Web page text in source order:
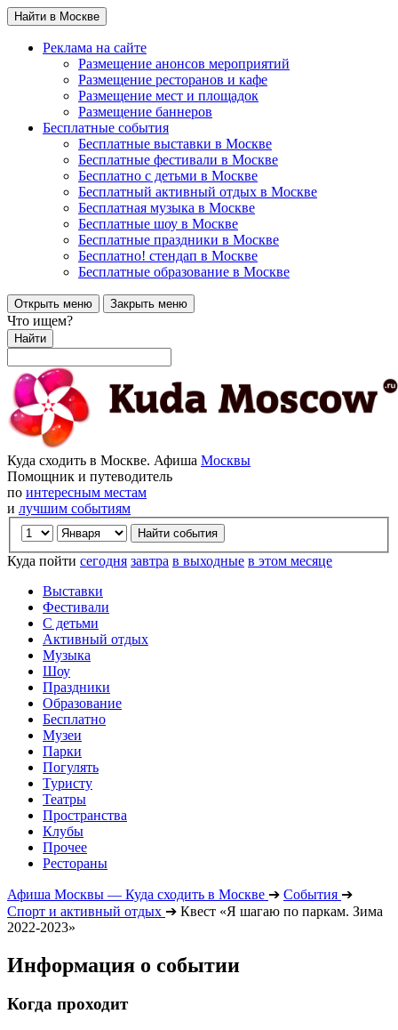
Найти в Москве
Реклама на сайте
Размещение анонсов мероприятий
Размещение ресторанов и кафе
Размещение мест и площадок
Размещение баннеров
Бесплатные события
Бесплатные выставки в Москве
Бесплатные фестивали в Москве
Бесплатно с детьми в Москве
Бесплатный активный отдых в Москве
Бесплатная музыка в Москве
Бесплатные шоу в Москве
Бесплатные праздники в Москве
Бесплатно! стендап в Москве
Бесплатные образование в Москве
Открыть меню Закрыть меню
Что ищем?
Найти
Куда сходить в Москве. Афиша Москвы
Помощник и путеводитель
по интересным местам
и лучшим событиям
Куда пойти сегодня завтра в выходные в этом месяце
Выставки
Фестивали
С детьми
Активный отдых
Музыка
Шоу
Праздники
Образование
Бесплатно
Музеи
Парки
Погулять
Туристу
Театры
Пространства
Клубы
Прочее
Рестораны
Афиша Москвы — Куда сходить в Москве ➔ События ➔
Спорт и активный отдых ➔ Квест «Я шагаю по паркам. Зима
2022-2023»
Информация о событии
Когда проходит